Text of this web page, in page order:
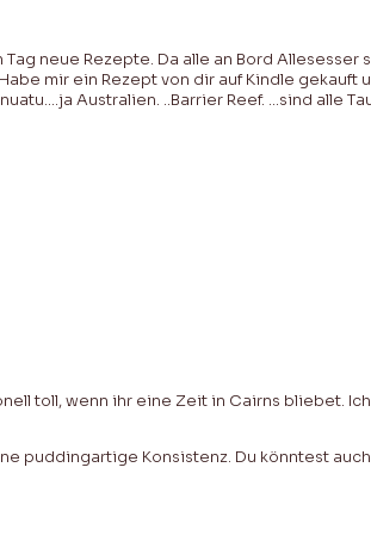
neue Rezepte. Da alle an Bord Allesesser
mir ein Rezept von dir auf Kindle gekauft
Australien. ..Barrier Reef. …sind alle
toll, wenn ihr eine Zeit in Cairns bliebet.
puddingartige Konsistenz. Du könntest